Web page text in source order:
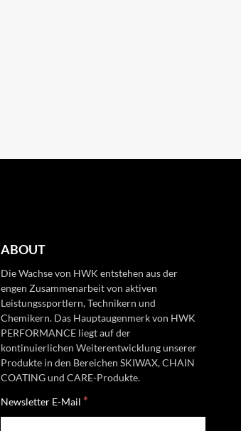
ABOUT
Die Wachse von HWK entstehen aus der
engen Zusammenarbeit von aktiven
Leistungssportlern, Technikern und
Chemikern. Das Hauptaugenmerk von HWK
PERFORMANCE liegt auf der
kontinuierlichen Weiterentwicklung unserer
Produkte in den Bereichen SKIWAX, CHAIN
COATING und CARE-Produkte.
Newsletter E-Mail *